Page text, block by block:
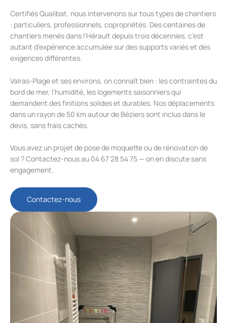
Certifiés Qualibat, nous intervenons sur tous types de chantiers
: particuliers, professionnels, copropriétés. Des centaines de
chantiers menés dans l’Hérault depuis trois décennies, c’est
autant d’expérience accumulée sur des supports variés et des
exigences différentes.
Valras-Plage et ses environs, on connaît bien : les contraintes du
bord de mer, l’humidité, les logements saisonniers qui
demandent des finitions solides et durables. Nos déplacements
dans un rayon de 50 km autour de Béziers sont inclus dans le
devis, sans frais cachés.
Vous avez un projet de pose de moquette ou de rénovation de
sol ? Contactez-nous au 04 67 28 54 75 — on en discute sans
engagement.
Contactez-nous